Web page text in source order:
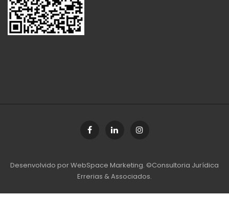
Desenvolvido porWebSpace Marketing. ©Consultoria Jurídica
Errerias & Associados.